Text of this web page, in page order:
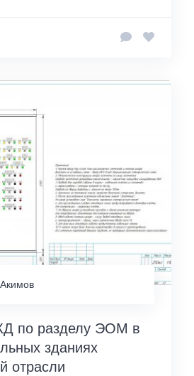
по разделу ЭОМ в
зданиях
отрасли